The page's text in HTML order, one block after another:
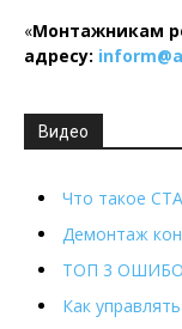
«Монтажникам
адресу: inform@
Видео
Что такое
Демонтаж
ТОП 3
Как